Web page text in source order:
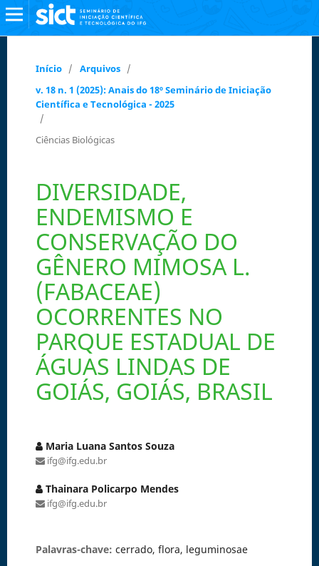
Início / Arquivos /
v. 18 n. 1 (2025): Anais do 18º Seminário de Iniciação
Científica e Tecnológica - 2025
/
Ciências Biológicas
DIVERSIDADE,
ENDEMISMO E
CONSERVAÇÃO DO
GÊNERO MIMOSA L.
(FABACEAE)
OCORRENTES NO
PARQUE ESTADUAL DE
ÁGUAS LINDAS DE
GOIÁS, GOIÁS, BRASIL
Maria Luana Santos Souza
ifg@ifg.edu.br
Thainara Policarpo Mendes
ifg@ifg.edu.br
Palavras-chave: cerrado, flora, leguminosae